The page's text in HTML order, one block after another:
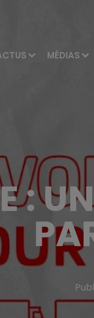
MÉDIAS
: